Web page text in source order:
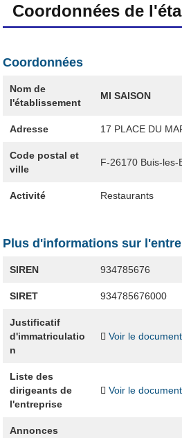
Coordonnées de
Coordonnées
Nom de
l'établissement
MI SAISON
Adresse 17 PLACE DU
Code postal et
ville
F-26170 Buis-les-
Activité Restaurants
Plus d'informations sur
SIREN 934785676
SIRET 934785676000
Justificatif
d'immatriculatio
n
Voir le document
Liste des
dirigeants de
l'entreprise
Voir le document
Annonces